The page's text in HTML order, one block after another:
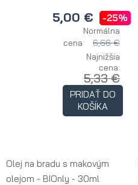
5,00 € -25%
Normálna
cena:
6,66 €
Najnižšia
cena:
5,33 €
PRIDAŤ DO
KOŠÍKA
Olej na bradu s makovým
olejom - BIOnly - 30ml